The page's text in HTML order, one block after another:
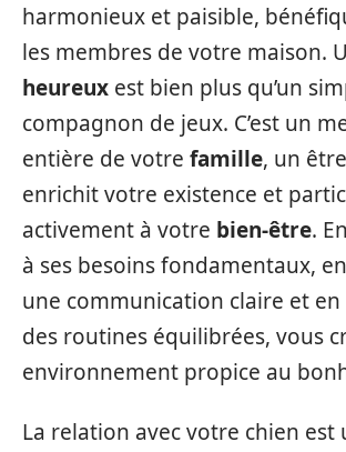
harmonieux et paisible,
les membres de votre maison.
heureux est bien plus qu’un
compagnon de jeux. C’est un
entière de votre famille, un
enrichit votre existence et
activement à votre bien-être.
à ses besoins fondamentaux,
une communication claire et
des routines équilibrées, vous
environnement propice au
La relation avec votre chien est